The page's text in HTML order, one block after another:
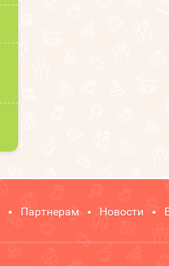
Партнерам Новости